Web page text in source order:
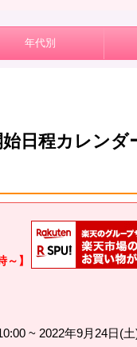
年代別
日程カレンダ
】
~ 2022年9月24日(